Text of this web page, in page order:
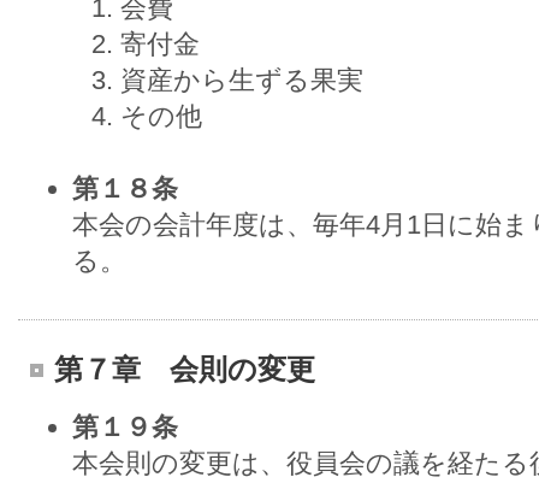
会費
寄付金
資産から生ずる果実
その他
第１８条
本会の会計年度は、毎年4月1日に始
る。
第７章 会則の変更
第１９条
本会則の変更は、役員会の議を経た